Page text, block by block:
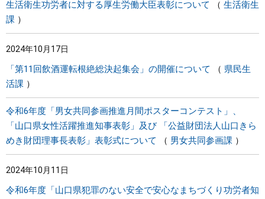
生活衛生功労者に対する厚生労働大臣表彰について
生活衛生
課
2024年10月17日
「第11回飲酒運転根絶総決起集会」の開催について
県民生
活課
令和6年度「男女共同参画推進月間ポスターコンテスト」、
「山口県女性活躍推進知事表彰」及び 「公益財団法人山口きら
めき財団理事長表彰」表彰式について
男女共同参画課
2024年10月11日
令和6年度「山口県犯罪のない安全で安心なまちづくり功労者知